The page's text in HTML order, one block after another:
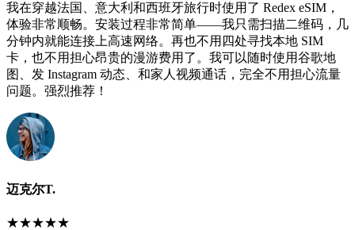
我在穿越法国、意大利和西班牙旅行时使用了 Redex eSIM，
体验非常顺畅。安装过程非常简单——我只需扫描二维码，几
分钟内就能连接上高速网络。再也不用四处寻找本地 SIM
卡，也不用担心昂贵的漫游费用了。我可以随时使用谷歌地
图、发 Instagram 动态、和家人视频通话，完全不用担心流量
问题。强烈推荐！
迈克尔T.
★★★★★